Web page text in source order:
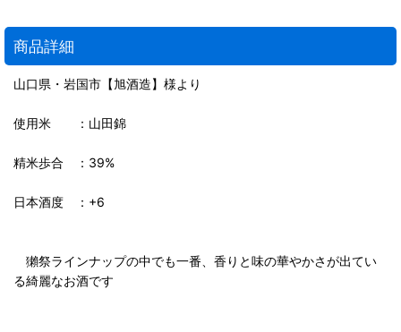
商品詳細
山口県・岩国市【旭酒造】様より
使用米 ：山田錦
精米歩合 ：39%
日本酒度 ：+6
獺祭ラインナップの中でも一番、香りと味の華やかさが出てい
る綺麗なお酒です